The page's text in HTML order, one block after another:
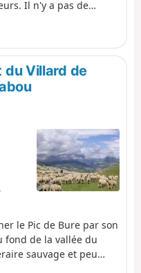
Il n'y a pas de
un pique-nique lors
étant indépendantes,
totalité des "étapes" !
départs se font de
et ennui !
du Villard de
le Pic de Bure par son
fond de la vallée du
sauvage et peu